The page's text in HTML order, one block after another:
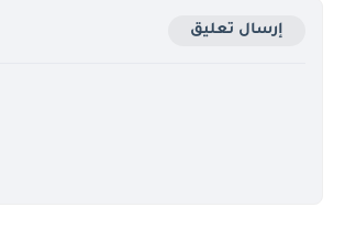
إرسال تعليق